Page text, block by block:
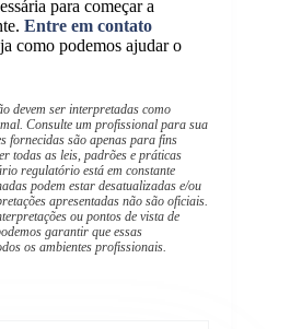
para começar a
Entre em contato
como podemos ajudar o
devem ser interpretadas como
Consulte um profissional para sua
fornecidas são apenas para fins
todas as leis, padrões e práticas
regulatório está em constante
podem estar desatualizadas e/ou
apresentadas não são oficiais.
ou pontos de vista de
garantir que essas
os ambientes profissionais.